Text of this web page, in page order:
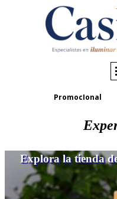
PromocIonal
Explora la tienda